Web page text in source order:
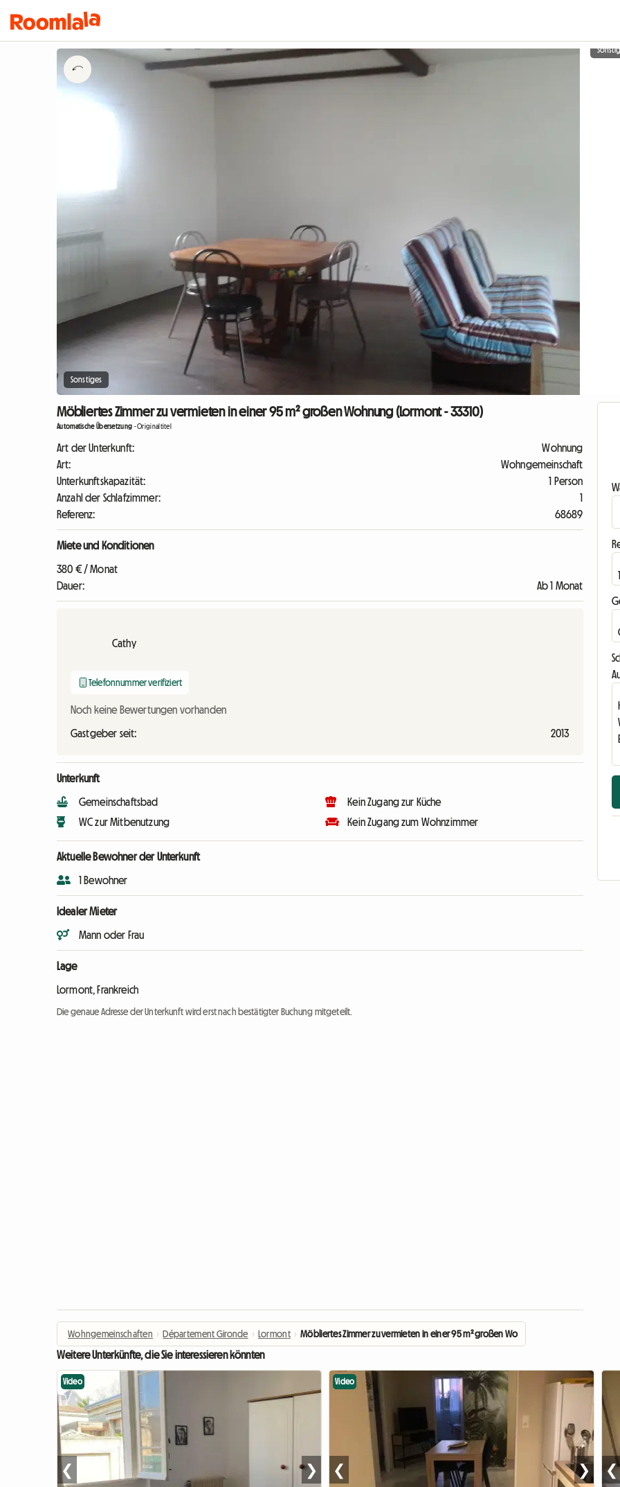
Sonstiges
Möbliertes Zimmer zu vermieten in einer 95 m² großen Wohnung (Lormont - 33310)
Automatische Übersetzung -Originaltitel
Art der Unterkunft:
Wohnung
Art:
Wohngemeinschaft
Unterkunftskapazität:
1 Person
Anzahl der Schlafzimmer:
1
Referenz:
68689
Miete und Konditionen
380 € / Monat
Dauer:
Ab 1 Monat
Cathy
Telefonnummer verifiziert
Noch keine Bewertungen vorhanden
Gastgeber seit: 2013
Unterkunft
Gemeinschaftsbad
WC zur Mitbenutzung
Kein Zugang zur Küche
Kein Zugang zum Wohnzimmer
Aktuelle Bewohner der Unterkunft
1 Bewohner
Idealer Mieter
Mann oder Frau
Lage
Lormont, Frankreich
Die genaue Adresse der Unterkunft wird erst nach bestätigter Buchung mitgeteilt.
Wohngemeinschaften › Département Gironde › Lormont › Möbliertes Zimmer zu vermieten in einer 95 m² großen Wohnung
Weitere Unterkünfte, die Sie interessieren könnten
Video
❮ ❯
Video
❮ ❯ ❮